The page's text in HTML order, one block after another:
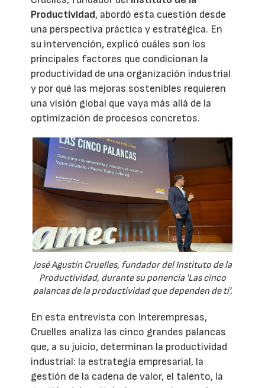
Productividad, abordó esta cuestión desde
una perspectiva práctica y estratégica. En
su intervención, explicó cuáles son los
principales factores que condicionan la
productividad de una organización industrial
y por qué las mejoras sostenibles requieren
una visión global que vaya más allá de la
optimización de procesos concretos.
José Agustín Cruelles, fundador del Instituto de la
Productividad, durante su ponencia 'Las cinco
palancas de la productividad que dependen de ti'.
En esta entrevista con Interempresas,
Cruelles analiza las cinco grandes palancas
que, a su juicio, determinan la productividad
industrial: la estrategia empresarial, la
gestión de la cadena de valor, el talento, la